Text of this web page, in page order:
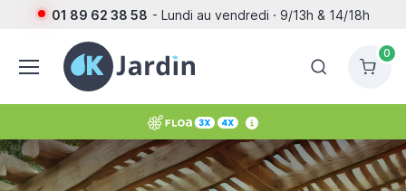
01 89 62 38 58 - Lundi au vendredi · 9/13h & 14/18h
0